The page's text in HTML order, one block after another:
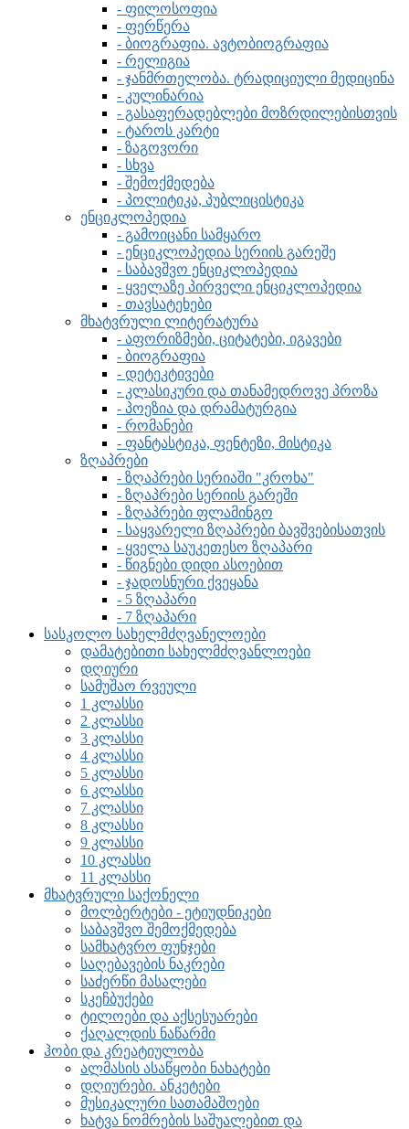
- ფილოსოფია
- ფერწერა
- ბიოგრაფია. ავტობიოგრაფია
- რელიგია
- ჯანმრთელობა. ტრადიციული მედიცინა
- კულინარია
- გასაფერადებლები მოზრდილებისთვის
- ტაროს კარტი
- ზაგოვორი
- სხვა
- შემოქმედება
- პოლიტიკა, პუბლიცისტიკა
ენციკლოპედია
- გამოიცანი სამყარო
- ენციკლოპედია სერიის გარეშე
- საბავშვო ენციკლოპედია
- ყველაზე პირველი ენციკლოპედია
- თავსატეხები
მხატვრული ლიტერატურა
- აფორიზმები, ციტატები, იგავები
- ბიოგრაფია
- დეტეკტივები
- კლასიკური და თანამედროვე პროზა
- პოეზია და დრამატურგია
- რომანები
- ფანტასტიკა, ფენტეზი, მისტიკა
ზღაპრები
- ზღაპრები სერიაში "კროხა"
- ზღაპრები სერიის გარეში
- ზღაპრები ფლამინგო
- საყვარელი ზღაპრები ბავშვებისათვის
- ყველა საუკეთესო ზღაპარი
- წიგნები დიდი ასოებით
- ჯადოსნური ქვეყანა
- 5 ზღაპარი
- 7 ზღაპარი
სასკოლო სახელმძღვანელოები
დამატებითი სახელმძღვანლოები
დღიური
სამუშაო რვეული
1 კლასსი
2 კლასსი
3 კლასსი
4 კლასსი
5 კლასსი
6 კლასსი
7 კლასსი
8 კლასსი
9 კლასსი
10 კლასსი
11 კლასსი
მხატვრული საქონელი
მოლბერტები - ეტიუდნიკები
საბავშვო შემოქმედება
სამხატვრო ფუნჯები
საღებავების ნაკრები
საძერწი მასალები
სკეჩბუქები
ტილოები და აქსესუარები
ქაღალდის ნაწარმი
ჰობი და კრეატიულობა
ალმასის ასაწყობი ნახატები
დღიურები. ანკეტები
მუსიკალური სათამაშოები
ხატვა ნომრების საშუალებით და